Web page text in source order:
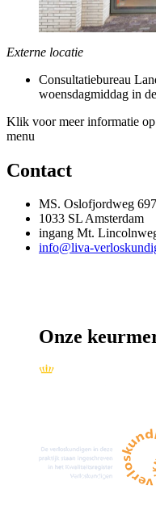
Externe locatie
Consultatiebureau
woensdagmiddag in
Klik voor meer informatie
menu
Contact
MS. Oslofjordweg 697
1033 SL Amsterdam
ingang Mt.
info@liva-
Onze